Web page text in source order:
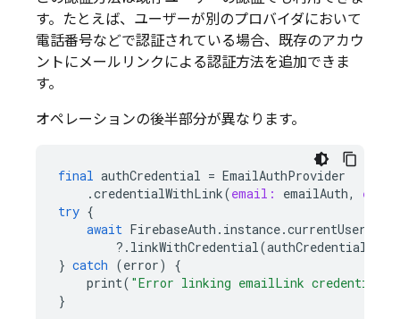
す。たとえば、ユーザーが別のプロバイダにおいて
電話番号などで認証されている場合、既存のアカウ
ントにメールリンクによる認証方法を追加できま
す。
オペレーションの後半部分が異なります。
final authCredential = EmailAuthProvider
.credentialWithLink(email: emailAuth,
try {
await FirebaseAuth . instance.currentUser
? . linkWithCredential(authCredential
} catch (error)
{
print( "Error linking emailLink credential."
}